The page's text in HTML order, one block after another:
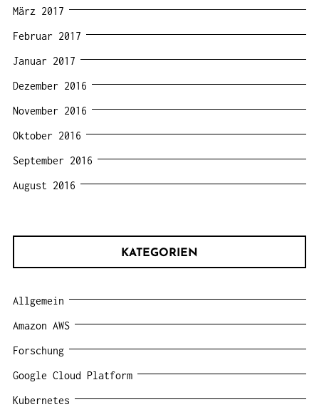
März 2017
Februar 2017
Januar 2017
Dezember 2016
November 2016
Oktober 2016
September 2016
August 2016
KATEGORIEN
Allgemein
Amazon AWS
Forschung
Google Cloud Platform
Kubernetes